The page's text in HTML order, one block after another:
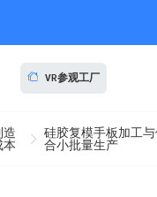
VR参观工厂
造
本
硅胶复模手板加工
合小批量生产